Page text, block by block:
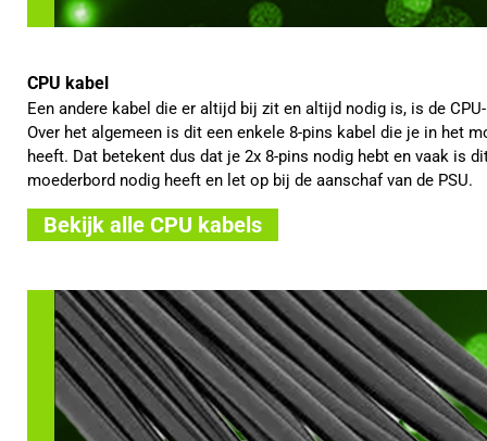
CPU kabel
Een andere kabel die er altijd bij zit en altijd nodig is, is de
Over het algemeen is dit een enkele 8-pins kabel die je in het
heeft. Dat betekent dus dat je 2x 8-pins nodig hebt en vaak is
moederbord nodig heeft en let op bij de aanschaf van de PSU.
Bekijk alle CPU kabels